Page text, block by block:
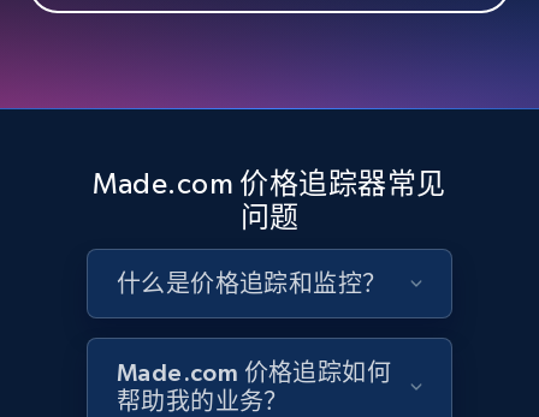
Google Shopping - collects products from
web using keywords
Rating, Reviews count, Images, Variations, and
立即开始
Made.com 价格追踪器常见
问题
什么是价格追踪和监控？
Made.com 价格追踪如何
帮助我的业务？